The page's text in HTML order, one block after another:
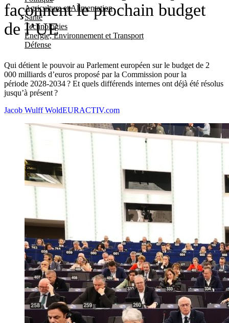
Agriculture et Alimentation
Santé
Technologies
Energie, Environnement et Transport
Défense
façonnent le prochain budget
de l’UE
Qui détient le pouvoir au Parlement européen sur le budget de 2
000 milliards d’euros proposé par la Commission pour la
période 2028-2034 ? Et quels différends internes ont déjà été résolus
jusqu’à présent ?
Jacob Wulff WoldEURACTIV.com